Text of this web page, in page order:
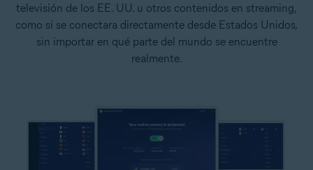
televisión de los EE. UU. u otros contenidos en streaming,
como si se conectara directamente desde Estados Unidos,
sin importar en qué parte del mundo se encuentre
realmente.